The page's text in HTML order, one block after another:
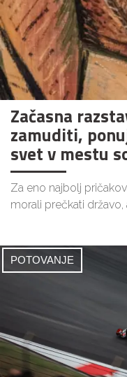
Začasna
zamuditi,
svet v mestu
Za eno najbolj
morali prečkati
POTOVANJE